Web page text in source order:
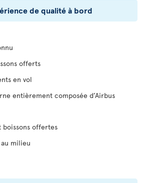
de qualité à bord
offerts
en vol
entièrement composée d’Airbus
boissons offertes
milieu